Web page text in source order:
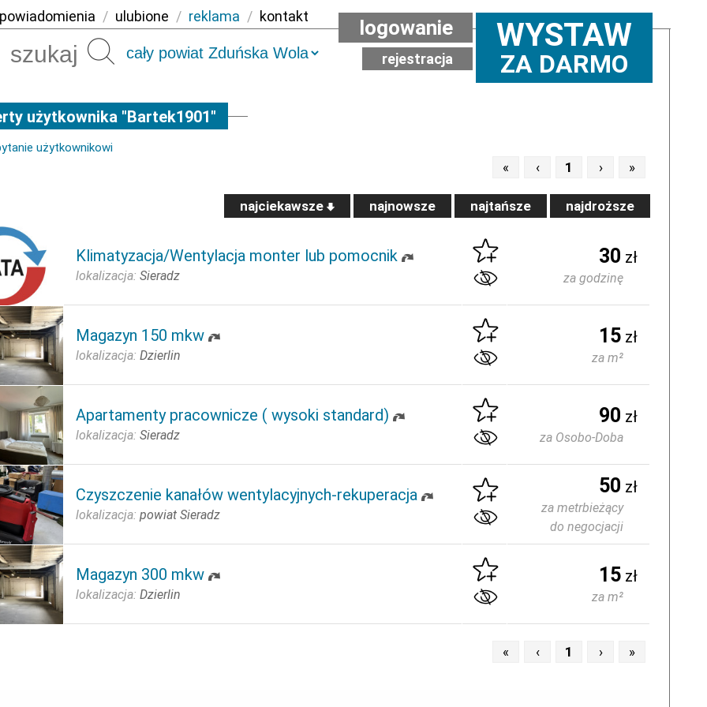
powiadomienia / ulubione / reklama / kontakt
Szukaj WYSTAW
ZA DARMO
logowanie
rejestracja
użytkownika "Bartek1901"
użytkownikowi
« ‹ 1 › »
najciekawsze najnowsze najtańsze najdroższe
Klimatyzacja/Wentylacja monter lub pomocnik
lokalizacja: Sieradz
30 zł
za godzinę
Magazyn 150 mkw
lokalizacja: Dzierlin
15 zł
za m²
Apartamenty pracownicze ( wysoki standard)
lokalizacja: Sieradz
90 zł
za Osobo-Doba
Czyszczenie kanałów wentylacyjnych-rekuperacja
lokalizacja: powiat Sieradz
50 zł
za metrbieżący
do negocjacji
Magazyn 300 mkw
lokalizacja: Dzierlin
15 zł
za m²
« ‹ 1 › »